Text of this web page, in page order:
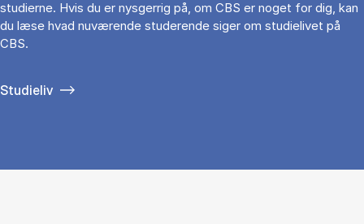
studierne. Hvis du er nysgerrig på, om CBS er noget for dig, kan
du læse hvad nuværende studerende siger om studielivet på
CBS.
Studieliv